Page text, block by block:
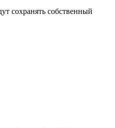
сохранять собственный